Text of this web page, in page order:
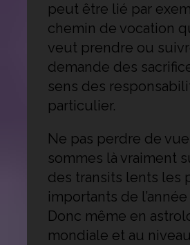
peut être lié par
chemin de vocation
veut prendre ou
demande des
sens des
particulier.
Ne pas perdre de
sommes là vraiment
des transits lents les
importants de l’année
Donc même en
mondiale et au